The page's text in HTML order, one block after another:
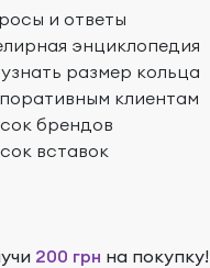
и ответы
энциклопедия
размер кольца
клиентам
брендов
вставок
200 грн на покупку!